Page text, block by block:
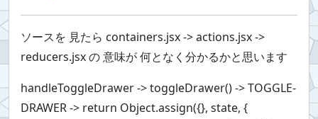
ソースを 見たら containers.jsx -> actions.jsx ->
reducers.jsx の 意味が 何となく分かるかと思います
handleToggleDrawer -> toggleDrawer() -> TOGGLE-
DRAWER -> return Object.assign({}, state, {